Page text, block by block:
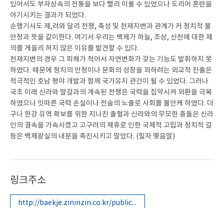
있어서도 부자상속의 전통을 보다 빨리 이룰 수 있었으나 도리어 혼란을
야기시키는 결과가 되었다.
순행기사도 제,려와 달리 전쟁, 축성 및 천재지변과 관계가 커 정치적 불
안정과 뜻을 같이한다. 여기서 우리는 백제가 하늘, 조상, 산천에 대한 제
의를 게을리 하지 않은 이유를 발견할 수 있다.
천재지변의 경우 그 피해가 적어서 자연변화가 갖는 기능도 발휘하지 못
하였다. 때문에 정치의 안정이나 문화의 성장을 꾀하려는 외교적 진출은
적극적인 호남 평야 개발과 함께 국가유지 관건이 될 수 있었다. 그러나
국초 이래 신라와 말갈과의 계속된 전쟁은 국력을 집약시켜 외환을 극복
하였으나 잇따른 국력 손실이나 전술의 노출로 사회를 불안케 하였다. 더
구나 한강 유역 확보를 위한 지나친 출혈과 신라와의 무모한 충돌은 신라
인의 결속을 가속시켰고 고구려의 제휴로 인한 국제적 고립과 정치적 갈
등은 백제왕실의 내분을 촉진시키고 말았다. (필자 맺음말)
링크주소
http://baekje.zininzin.co.kr/publication/research/list.aspx?segenre=&seword=&page=5